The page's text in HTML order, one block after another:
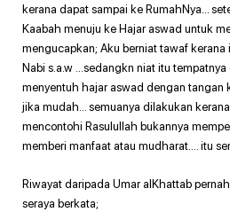
kerana dapat sampai ke RumahNya…
Kaabah menuju ke Hajar aswad untuk
mengucapkan; Aku berniat tawaf
Nabi s.a.w …sedangkn niat itu
menyentuh hajar aswad dengan tangan
jika mudah… semuanya dilakukan
mencontohi Rasulullah bukannya
memberi manfaat atau mudharat…. itu
Riwayat daripada Umar alKhattab
seraya berkata;